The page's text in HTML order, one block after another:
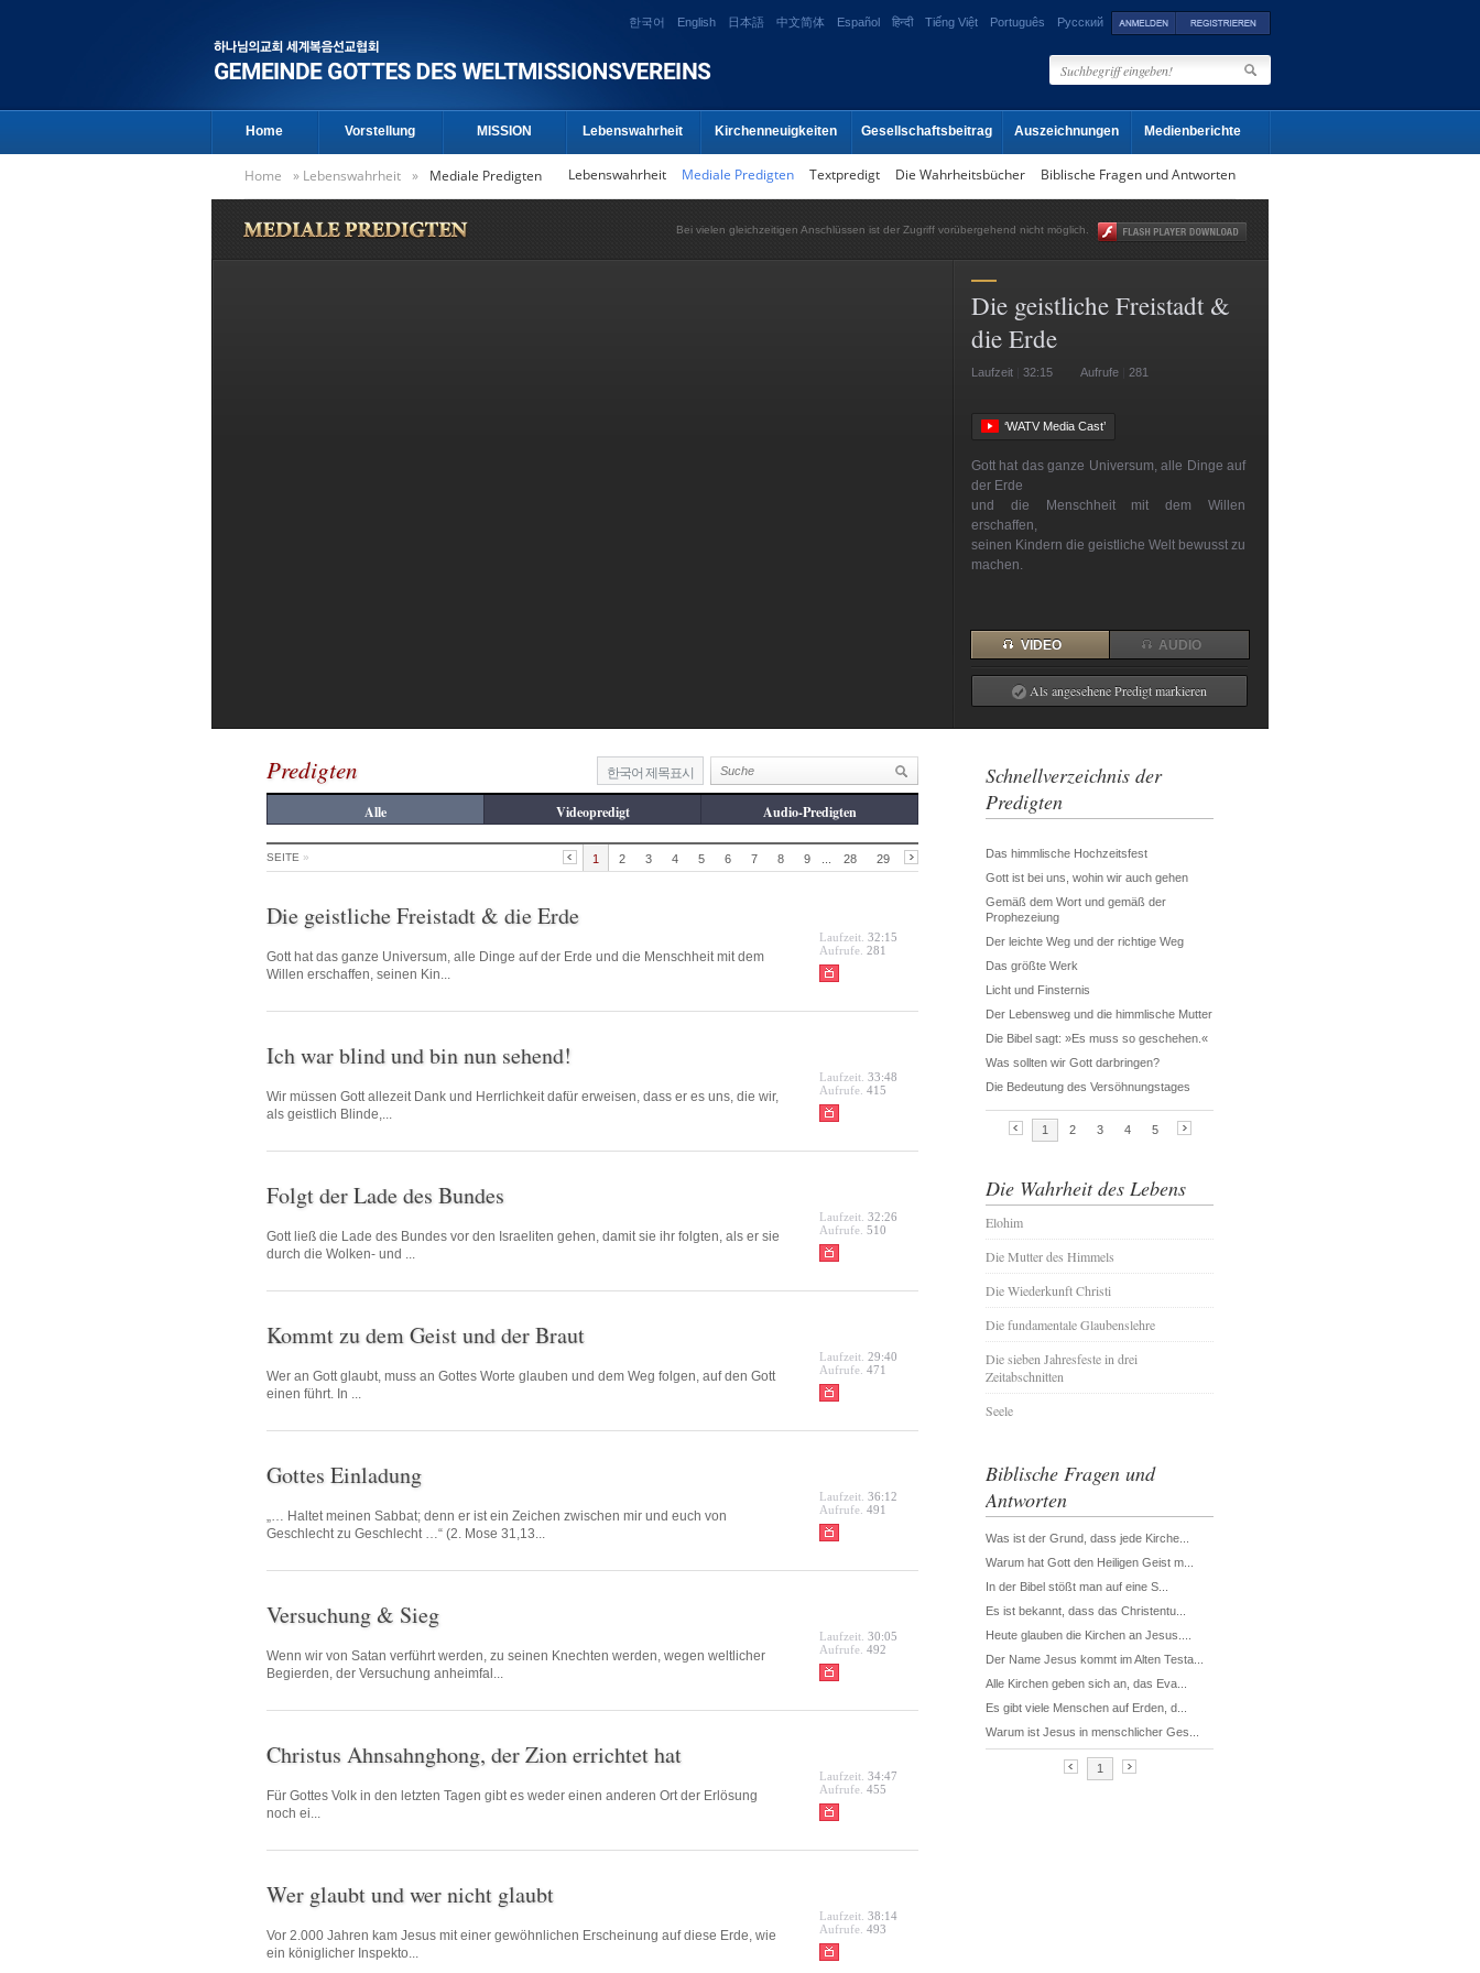
한국어 English 日本語 中文简体 Español हिन्दी Tiếng Việt Português Русский
Home Vorstellung MISSION Lebenswahrheit Kirchenneuigkeiten Gesellschaftsbeitrag Auszeichnungen Medienberichte
Home » Lebenswahrheit » Mediale Predigten Lebenswahrheit Mediale Predigten Textpredigt Die Wahrheitsbücher Biblische Fragen und Antworten
Bei vielen gleichzeitigen Anschlüssen ist der Zugriff vorübergehend nicht möglich.
Predigten 한국어 제목표시
Alle Videopredigt Audio-Predigten
SEITE » 1 2 3 4 5 6 7 8 9 28 29
Die geistliche Freistadt & die Erde
Gott hat das ganze Universum, alle Dinge auf der Erde und die Menschheit mit dem
Willen erschaffen, seinen Kin...
Laufzeit. 32:15
Aufrufe. 281
Ich war blind und bin nun sehend!
Wir müssen Gott allezeit Dank und Herrlichkeit dafür erweisen, dass er es uns, die wir,
als geistlich Blinde,...
Laufzeit. 33:48
Aufrufe. 415
Folgt der Lade des Bundes
Gott ließ die Lade des Bundes vor den Israeliten gehen, damit sie ihr folgten, als er sie
durch die Wolken- und ...
Laufzeit. 32:26
Aufrufe. 510
Kommt zu dem Geist und der Braut
Wer an Gott glaubt, muss an Gottes Worte glauben und dem Weg folgen, auf den Gott
einen führt. In ...
Laufzeit. 29:40
Aufrufe. 471
Gottes Einladung
„… Haltet meinen Sabbat; denn er ist ein Zeichen zwischen mir und euch von
Geschlecht zu Geschlecht …“ (2. Mose 31,13...
Laufzeit. 36:12
Aufrufe. 491
Versuchung & Sieg
Wenn wir von Satan verführt werden, zu seinen Knechten werden, wegen weltlicher
Begierden, der Versuchung anheimfal...
Laufzeit. 30:05
Aufrufe. 492
Christus Ahnsahnghong, der Zion errichtet hat
Für Gottes Volk in den letzten Tagen gibt es weder einen anderen Ort der Erlösung
noch ei...
Laufzeit. 34:47
Aufrufe. 455
Wer glaubt und wer nicht glaubt
Vor 2.000 Jahren kam Jesus mit einer gewöhnlichen Erscheinung auf diese Erde, wie
ein königlicher Inspekto...
Laufzeit. 38:14
Aufrufe. 493
Die Wahrheit des Lebens
Elohim
Die Mutter des Himmels
Die Wiederkunft Christi
Die fundamentale Glaubenslehre
Die sieben Jahresfeste in drei
Zeitabschnitten
Seele